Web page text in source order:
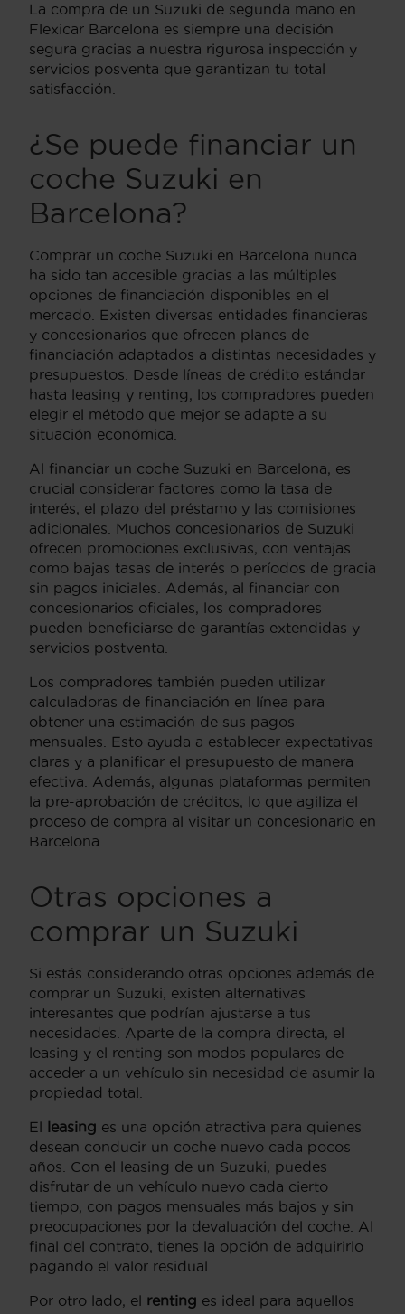
La compra de un Suzuki de segunda mano en
Flexicar Barcelona es siempre una decisión
segura gracias a nuestra rigurosa inspección y
servicios posventa que garantizan tu total
satisfacción.
¿Se puede financiar un
coche Suzuki en
Barcelona?
Comprar un coche Suzuki en Barcelona nunca
ha sido tan accesible gracias a las múltiples
opciones de financiación disponibles en el
mercado. Existen diversas entidades financieras
y concesionarios que ofrecen planes de
financiación adaptados a distintas necesidades y
presupuestos. Desde líneas de crédito estándar
hasta leasing y renting, los compradores pueden
elegir el método que mejor se adapte a su
situación económica.
Al financiar un coche Suzuki en Barcelona, es
crucial considerar factores como la tasa de
interés, el plazo del préstamo y las comisiones
adicionales. Muchos concesionarios de Suzuki
ofrecen promociones exclusivas, con ventajas
como bajas tasas de interés o períodos de gracia
sin pagos iniciales. Además, al financiar con
concesionarios oficiales, los compradores
pueden beneficiarse de garantías extendidas y
servicios postventa.
Los compradores también pueden utilizar
calculadoras de financiación en línea para
obtener una estimación de sus pagos
mensuales. Esto ayuda a establecer expectativas
claras y a planificar el presupuesto de manera
efectiva. Además, algunas plataformas permiten
la pre-aprobación de créditos, lo que agiliza el
proceso de compra al visitar un concesionario en
Barcelona.
Otras opciones a
comprar un Suzuki
Si estás considerando otras opciones además de
comprar un Suzuki, existen alternativas
interesantes que podrían ajustarse a tus
necesidades. Aparte de la compra directa, el
leasing y el renting son modos populares de
acceder a un vehículo sin necesidad de asumir la
propiedad total.
El leasing es una opción atractiva para quienes
desean conducir un coche nuevo cada pocos
años. Con el leasing de un Suzuki, puedes
disfrutar de un vehículo nuevo cada cierto
tiempo, con pagos mensuales más bajos y sin
preocupaciones por la devaluación del coche. Al
final del contrato, tienes la opción de adquirirlo
pagando el valor residual.
Por otro lado, el renting es ideal para aquellos